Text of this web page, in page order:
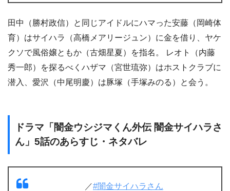
田中（勝村政信）と同じアイドルにハマった安藤（岡崎体
育）はサイハラ（高橋メアリージュン）に金を借り、ヤケ
クソで風俗嬢ともか（古畑星夏）を指名。 レオト（内藤
秀一郎）を探るべくハザマ（宮世琉弥）はホストクラブに
潜入、愛沢（中尾明慶）は豚塚（手塚みのる）と会う。
ドラマ「闇金ウシジマくん外伝 闇金サイハラさ
ん」5話のあらすじ・ネタバレ
／#闇金サイハラさん